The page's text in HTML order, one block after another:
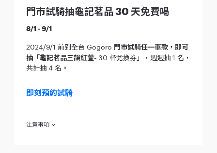
門市試騎抽龜記茗品 30 天免費喝
8/1 - 9/1
2024/9/1 前到全台 Gogoro 門市試騎任一車款，即可
抽「龜記茗品三韻紅萱- 30 杯兌換券」，週週抽 1 名，
共計抽 4 名。
即刻預約試騎
注意事項